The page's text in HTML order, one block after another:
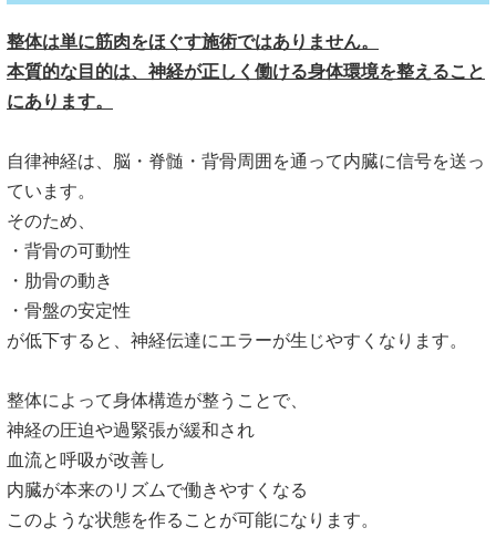
整体は単に筋肉をほぐす施術ではありません。
本質的な目的は、 神経が正しく働ける身体環境を整えること
にあります。
自律神経は、脳・脊髄・ 背骨周囲を通って内臓に信号を送っ
ています。
そのため、
・背骨の可動性
・肋骨の動き
・骨盤の安定性
が低下すると、神経伝達にエラーが生じやすくなります。
整体によって身体構造が整うことで、
神経の圧迫や過緊張が緩和され
血流と呼吸が改善し
内臓が本来のリズムで働きやすくなる
このような状態を作ることが可能になります。